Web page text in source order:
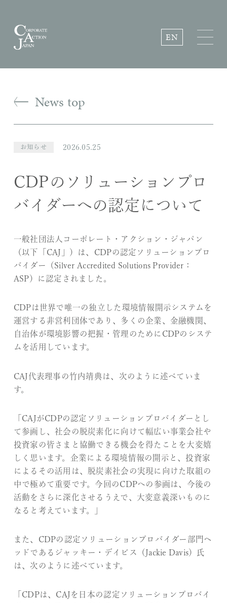
EN
News top
お知らせ 2026.05.25
CDPのソリューションプロ
バイダーへの認定について
一般社団法人コーポレート・アクション・ジャパン
（以下「CAJ」）は、CDPの認定ソリューションプロ
バイダー（Silver Accredited Solutions Provider：
ASP）に認定されました。
CDPは世界で唯一の独立した環境情報開示システムを
運営する非営利団体であり、多くの企業、金融機関、
自治体が環境影響の把握・管理のためにCDPのシステ
ムを活用しています。
CAJ代表理事の竹内靖典は、次のように述べていま
す。
「CAJがCDPの認定ソリューションプロバイダーとし
て参画し、社会の脱炭素化に向けて幅広い事業会社や
投資家の皆さまと協働できる機会を得たことを大変嬉
しく思います。企業による環境情報の開示と、投資家
によるその活用は、脱炭素社会の実現に向けた取組の
中で極めて重要です。今回のCDPへの参画は、今後の
活動をさらに深化させるうえで、大変意義深いものに
なると考えています。」
また、CDPの認定ソリューションプロバイダー部門ヘ
ッドであるジャッキー・デイビス（Jackie Davis）氏
は、次のように述べています。
「CDPは、CAJを日本の認定ソリューションプロバイ